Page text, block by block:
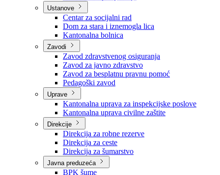
Služba za odnose s javnošću
Služba za zajedničke poslove
Služba za zapošljavanje
Ustanove
Centar za socijalni rad
Dom za stara i iznemogla lica
Kantonalna bolnica
Zavodi
Zavod zdravstvenog osiguranja
Zavod za javno zdravstvo
Zavod za besplatnu pravnu pomoć
Pedagoški zavod
Uprave
Kantonalna uprava za inspekcijske poslove
Kantonalna uprava civilne zaštite
Direkcije
Direkcija za robne rezerve
Direkcija za ceste